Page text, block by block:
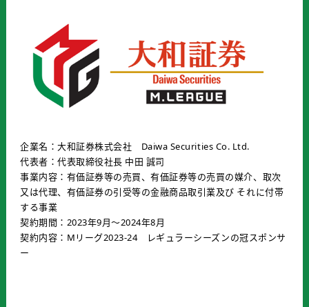
企業名：大和証券株式会社 Daiwa Securities Co. Ltd.
代表者：代表取締役社長 中田 誠司
事業内容：有価証券等の売買、有価証券等の売買の媒介、取次
又は代理、有価証券の引受等の金融商品取引業及び それに付帯
する事業
契約期間：2023年9月〜2024年8月
契約内容：Mリーグ2023-24 レギュラーシーズンの冠スポンサ
ー